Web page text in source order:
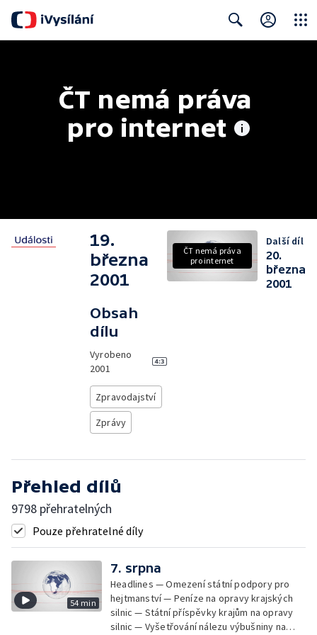
ČT nemá práva
pro internet
19.
března
2001
Obsah
dílu
Vyrobeno
2001
Zpravodajství
Zprávy
ČT nemá práva
pro internet
Další díl
20.
března
2001
Přehled dílů
9798 přehratelných
Pouze přehratelné díly
54 min
7. srpna
Headlines — Omezení státní podpory pro
hejtmanství — Peníze na opravy krajských
silnic — Státní příspěvky krajům na opravy
silnic — Vyšetřování nálezu výbušniny na